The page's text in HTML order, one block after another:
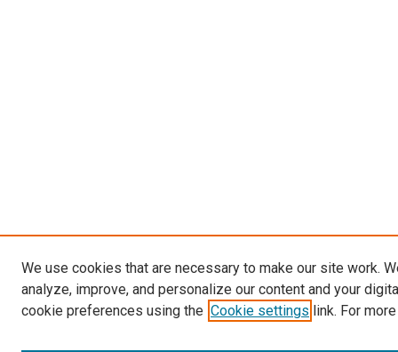
We use cookies that are necessary to make our site work.
analyze, improve, and personalize our content and your
cookie preferences using the Cookie settings link. For